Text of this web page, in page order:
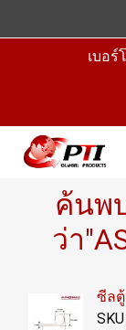
เบอร์
ค้นพ
ว่า
ซีลตู้